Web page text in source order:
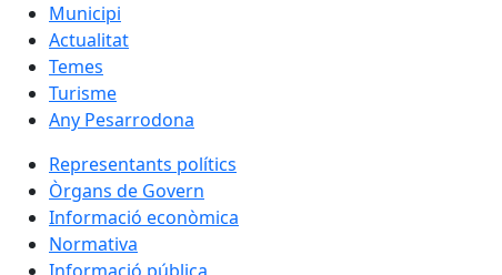
Municipi
Actualitat
Temes
Turisme
Any Pesarrodona
Representants polítics
Òrgans de Govern
Informació econòmica
Normativa